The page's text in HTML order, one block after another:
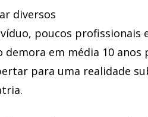
diversos
poucos profissionais
em média 10 anos
para uma realidade